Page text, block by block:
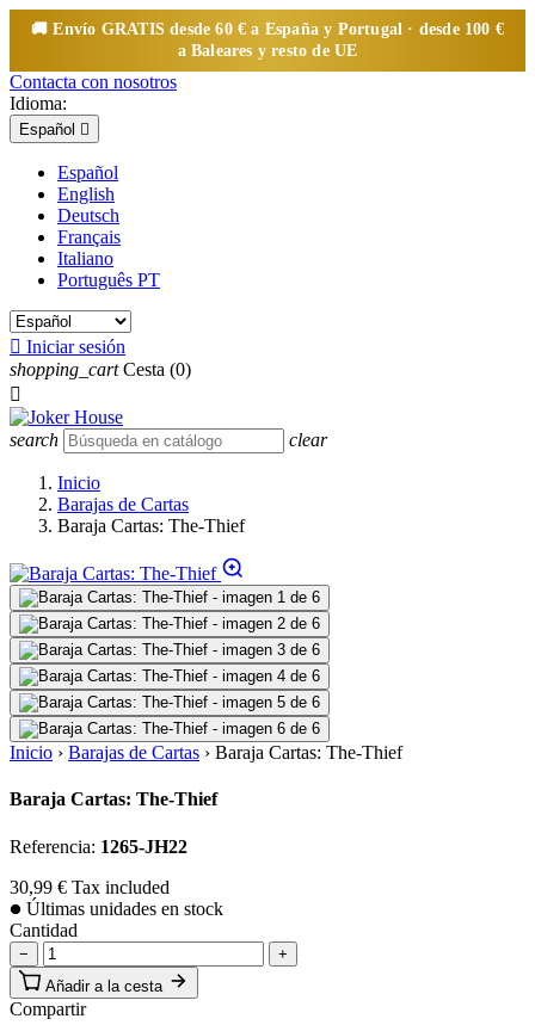
🚚 Envío GRATISdesde 60 € a España y Portugal · desde 100 €
a Baleares y resto de UE
Contacta con nosotros
Idioma:
Español 
Español
English
Deutsch
Français
Italiano
Português PT
 Iniciar sesión
shopping_cart Cesta (0)

search clear
Inicio
Barajas de Cartas
Baraja Cartas: The-Thief
Inicio › Barajas de Cartas › Baraja Cartas: The-Thief
Baraja Cartas: The-Thief
Referencia: 1265-JH22
30,99 € Tax included
Últimas unidades en stock
Cantidad
−
+
Añadir a la cesta
Compartir